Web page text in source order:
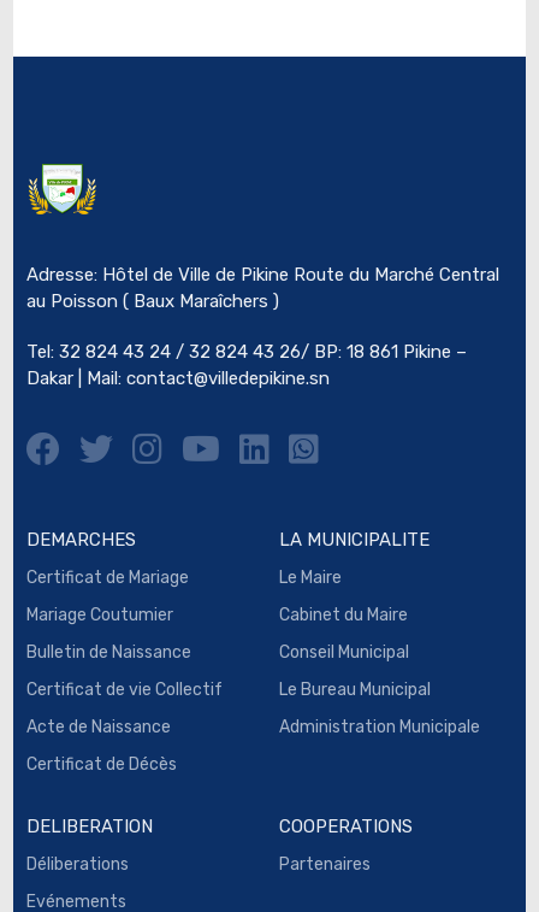
Adresse: Hôtel de Ville de Pikine Route du Marché Central
au Poisson ( Baux Maraîchers )
Tel: 32 824 43 24 / 32 824 43 26/ BP: 18 861 Pikine –
Dakar | Mail: contact@villedepikine.sn
DEMARCHES
Certificat de Mariage
Mariage Coutumier
Bulletin de Naissance
Certificat de vie Collectif
Acte de Naissance
Certificat de Décès
LA MUNICIPALITE
Le Maire
Cabinet du Maire
Conseil Municipal
Le Bureau Municipal
Administration Municipale
DELIBERATION
Déliberations
Evénements
COOPERATIONS
Partenaires